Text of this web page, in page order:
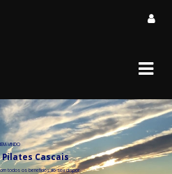
todos os benefícios ao seu dispor
VINDO
Cascais